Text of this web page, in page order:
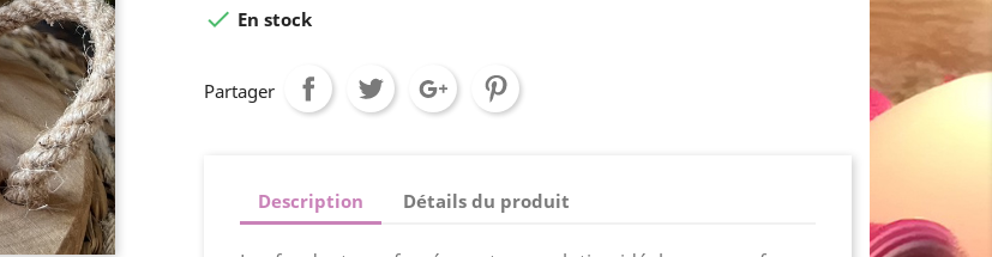
 En stock
Partager
Description Détails du produit